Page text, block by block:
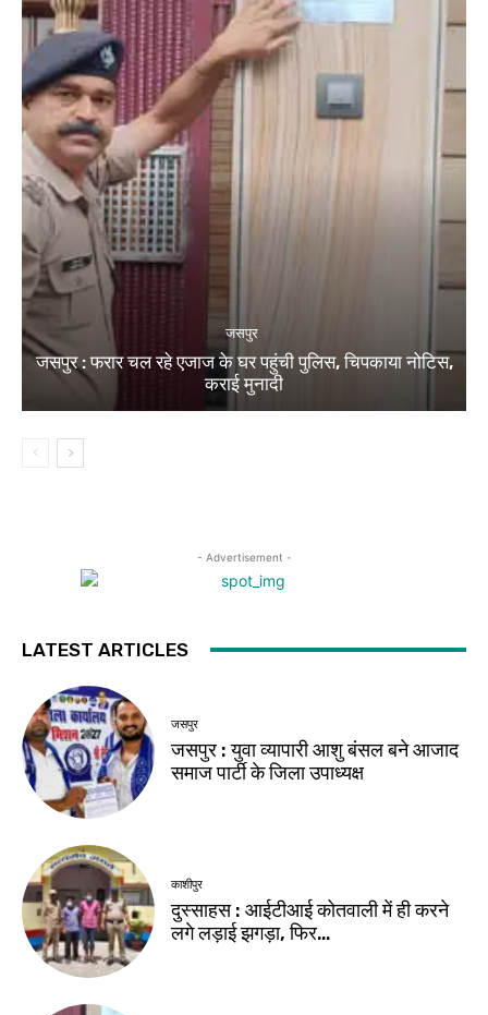
जसपुर
जसपुर : फरार चल रहे एजाज के घर पहुंची पुलिस, चिपकाया नोटिस,
कराई मुनादी
- Advertisement -
LATEST ARTICLES
जसपुर
जसपुर : युवा व्यापारी आशु बंसल बने आजाद
समाज पार्टी के जिला उपाध्यक्ष
काशीपुर
दुस्साहस : आईटीआई कोतवाली में ही करने
लगे लड़ाई झगड़ा, फिर…